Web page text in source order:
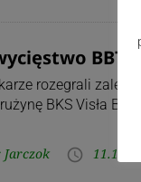
rozegrali
BKS Visła
access_time